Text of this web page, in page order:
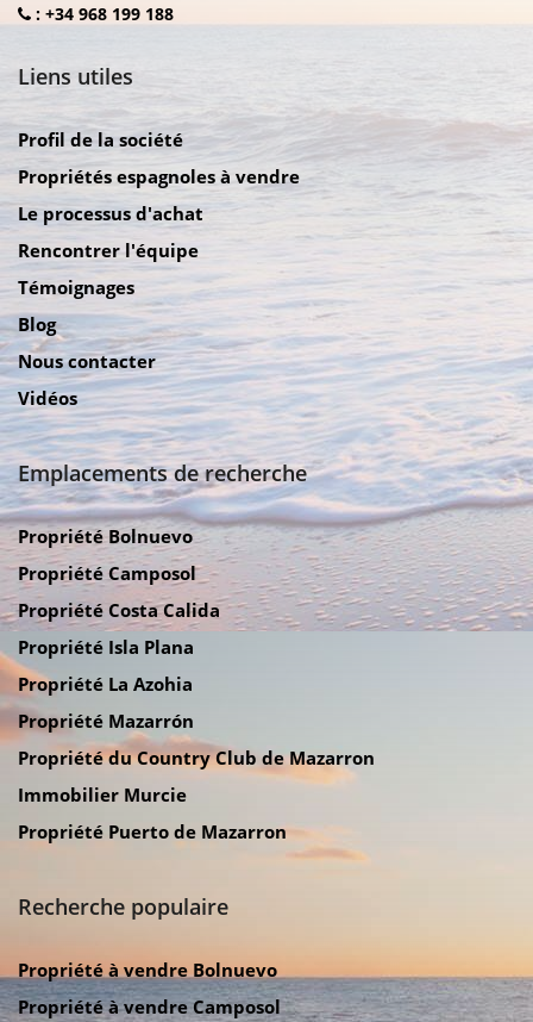
: +34 968 199 188
Liens utiles
Profil de la société
Propriétés espagnoles à vendre
Le processus d'achat
Rencontrer l'équipe
Témoignages
Blog
Nous contacter
Vidéos
Emplacements de recherche
Propriété Bolnuevo
Propriété Camposol
Propriété Costa Calida
Propriété Isla Plana
Propriété La Azohia
Propriété Mazarrón
Propriété du Country Club de Mazarron
Immobilier Murcie
Propriété Puerto de Mazarron
Recherche populaire
Propriété à vendre Bolnuevo
Propriété à vendre Camposol